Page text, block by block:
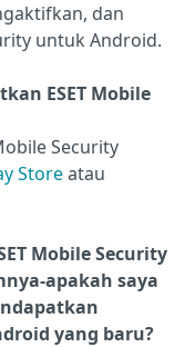
dan
untuk Android.
ESET Mobile
Security
Storeatau
Mobile Security
apakah saya
yang baru?